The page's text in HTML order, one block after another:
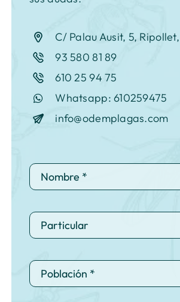
C/ Palau Ausit, 5,
93 580 81 89
610 25 94 75
Whatsapp: 610259475
info@odemplagas.com